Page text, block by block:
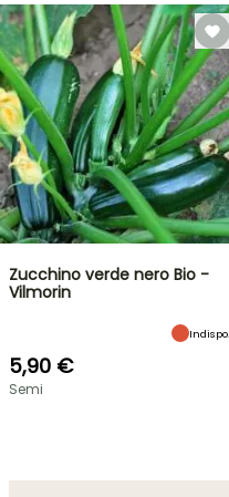
Zucchino verde nero Bio -
Vilmorin
Indispo.
5,90 €
Semi